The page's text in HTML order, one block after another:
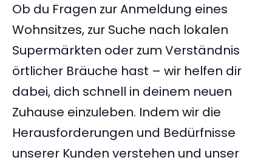
Ob du Fragen zur Anmeldung eines
Wohnsitzes, zur Suche nach lokalen
Supermärkten oder zum Verständnis
örtlicher Bräuche hast – wir helfen dir
dabei, dich schnell in deinem neuen
Zuhause einzuleben. Indem wir die
Herausforderungen und Bedürfnisse
unserer Kunden verstehen und unser